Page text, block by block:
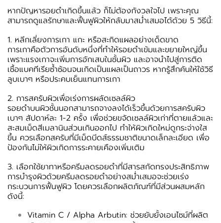
หากปัญหารอยดำเกิดขึ้นแล้ว ก็ไม่ต้องกังวลใจไป เพราะคุณ
สามารถดูแลรักษาและฟื้นฟูผิวให้กลับมาสม่ำเสมอได้ด้วย 5 วิธีนี้:
1. หลีกเลี่ยงการเกา แกะ หรือสะกิดแผลอย่างเด็ดขาด
การเกาคือตัวการอันดับหนึ่งที่ทำให้รอยดำเข้มและขยายใหญ่ขึ้น
เพราะแรงเกาจะเพิ่มการอักเสบในชั้นผิว และอาจนำไปสู่การติด
เชื้อแบคทีเรียซ้ำซ้อนจนเกิดเป็นแผลเป็นถาวร หากรู้สึกคันให้ใช้วิธี
ลูบเบาๆ หรือประคบเย็นแทนการเกา
2. การสครับผิวเพื่อเร่งการผลัดเซลล์ผิว
รอยดำบนผิวชั้นนอกสามารถจางลงได้เร็วขึ้นด้วยการสครับผิว
เบาๆ สัปดาห์ละ 1-2 ครั้ง เพื่อช่วยขจัดเซลล์ผิวเก่าที่ตายแล้วและ
สะสมเม็ดสีเมลานินส่วนเกินออกไป ทำให้ผิวเกิดใหม่ดูกระจ่างใส
ขึ้น ควรเลือกสครับที่มีเม็ดบีดส์ธรรมชาติขนาดเล็กละเอียด เพื่อ
ป้องกันไม่ให้ผิวเกิดการระคายเคืองเพิ่มเติม
3. เลือกใช้ยาทาหรือครีมลดรอยดำที่มีสารสกัดทรงประสิทธิภาพ
การบำรุงผิวด้วยครีมลดรอยดำอย่างสม่ำเสมอจะช่วยเร่ง
กระบวนการฟื้นฟูผิว โดยควรเลือกผลิตภัณฑ์ที่มีส่วนผสมหลัก
ดังนี้:
Vitamin C / Alpha Arbutin: ช่วยยับยั้งเอนไซม์ที่ผลิต